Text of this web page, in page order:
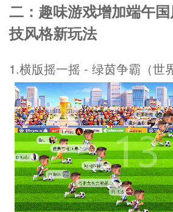
二：趣味游戏增加端午
技风格新玩法
1.横版摇一摇 - 绿茵争霸（世